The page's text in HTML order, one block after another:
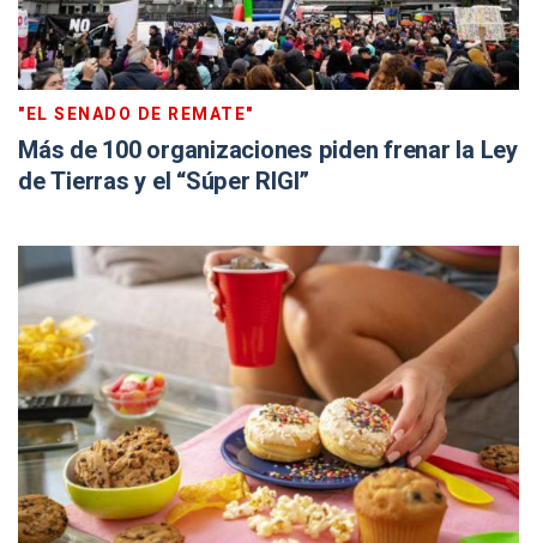
"EL SENADO DE REMATE"
Más de 100 organizaciones piden frenar la Ley
de Tierras y el “Súper RIGI”